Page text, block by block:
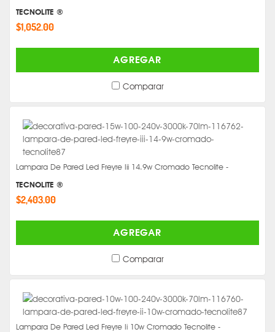
TECNOLITE ®
$1,052.00
AGREGAR
Comparar
Lampara De Pared Led Freyre Iii 14.9w Cromado Tecnolite -
TECNOLITE ®
$2,403.00
AGREGAR
Comparar
Lampara De Pared Led Freyre Ii 10w Cromado Tecnolite -